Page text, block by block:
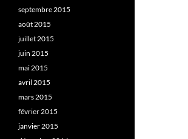
septembre 2015
août 2015
juillet 2015
juin 2015
mai 2015
avril 2015
mars 2015
février 2015
janvier 2015